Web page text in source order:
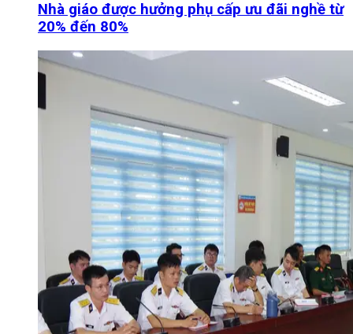
Nhà giáo được hưởng phụ cấp ưu đãi nghề từ
20% đến 80%